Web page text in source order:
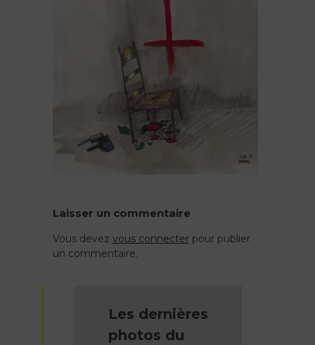
Laisser un commentaire
Vous devez vous connecterpour publier
un commentaire.
Les dernières
photos du